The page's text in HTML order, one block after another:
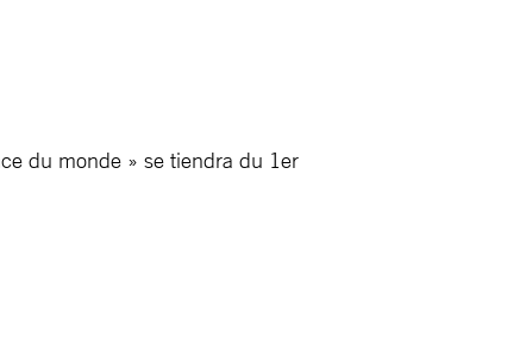
du monde » se tiendra du 1er